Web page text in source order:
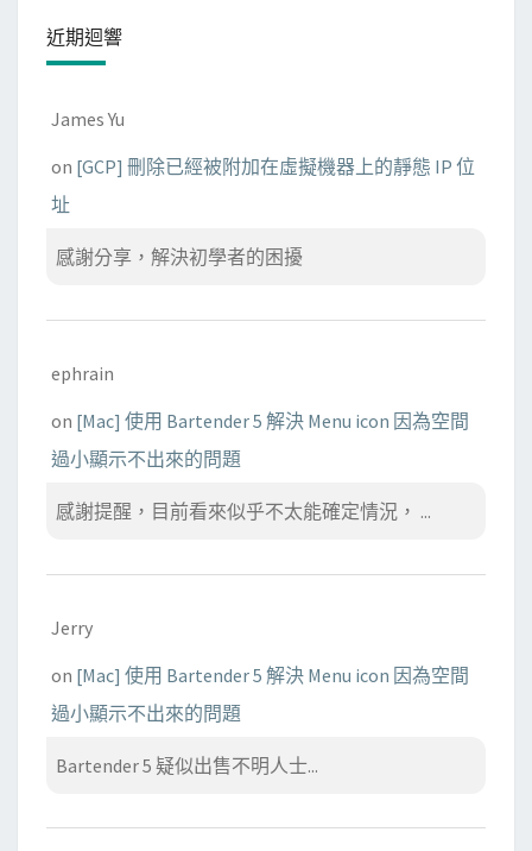
近期迴響
James Yu
on [GCP] 刪除已經被附加在虛擬機器上的靜態 IP 位
址
感謝分享，解決初學者的困擾
ephrain
on [Mac] 使用 Bartender 5 解決 Menu icon 因為空間
過小顯示不出來的問題
感謝提醒，目前看來似乎不太能確定情況， ...
Jerry
on [Mac] 使用 Bartender 5 解決 Menu icon 因為空間
過小顯示不出來的問題
Bartender 5 疑似出售不明人士...